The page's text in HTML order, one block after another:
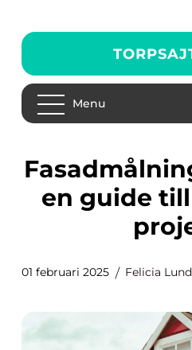
Menu
Fasadmålning göteborg:
en guide
01 februari 2025 Felicia